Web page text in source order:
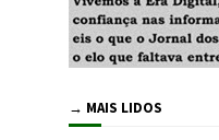
→ MAIS LIDOS